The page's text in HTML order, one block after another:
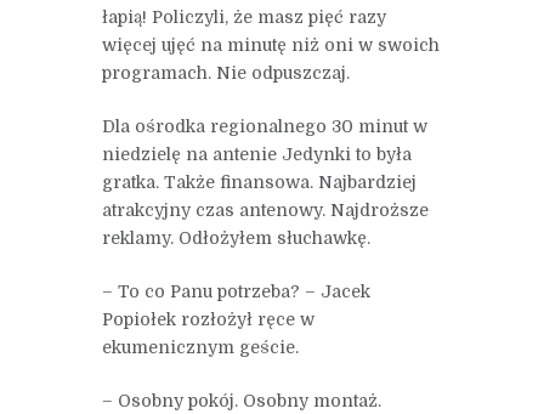
łapią! Policzyli, że masz pięć razy
więcej ujęć na minutę niż oni w swoich
programach. Nie odpuszczaj.
Dla ośrodka regionalnego 30 minut w
niedzielę na antenie Jedynki to była
gratka. Także finansowa. Najbardziej
atrakcyjny czas antenowy. Najdroższe
reklamy. Odłożyłem słuchawkę.
– To co Panu potrzeba? – Jacek
Popiołek rozłożył ręce w
ekumenicznym geście.
– Osobny pokój. Osobny montaż.